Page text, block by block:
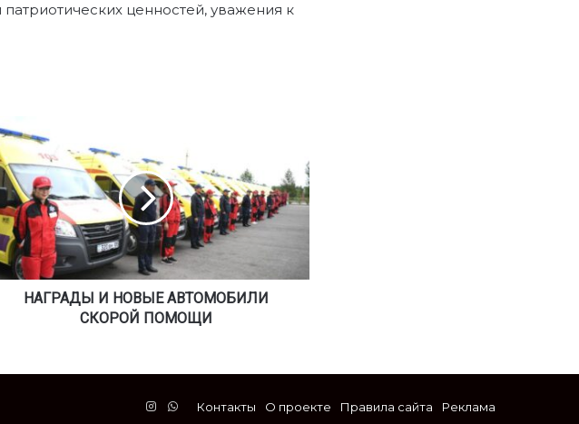
ценностей, уважения к
НАГРАДЫ И НОВЫЕ АВТОМОБИЛИ
СКОРОЙ ПОМОЩИ
Контакты О проекте Правила сайта Реклама
Instagram
WhatsApp